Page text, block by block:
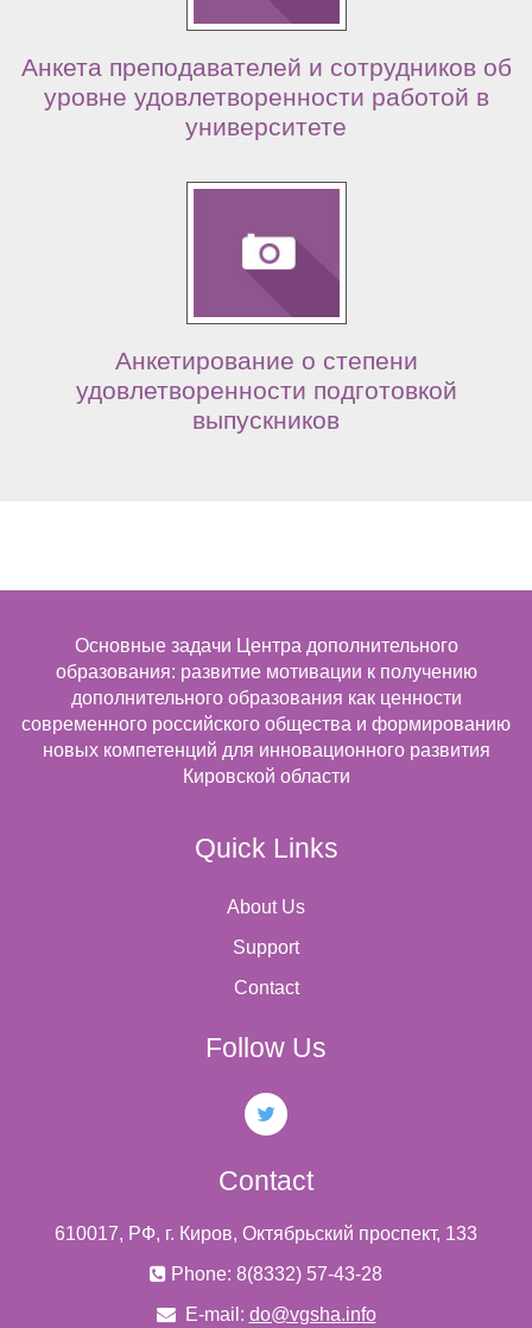
Анкета преподавателей и сотрудников об
уровне удовлетворенности работой в
университете
Анкетирование о степени
удовлетворенности подготовкой
выпускников
Основные задачи Центра дополнительного
образования: развитие мотивации к получению
дополнительного образования как ценности
современного российского общества и формированию
новых компетенций для инновационного развития
Кировской области
Quick Links
About Us
Support
Contact
Follow Us
Contact
610017, РФ, г. Киров, Октябрьский проспект, 133
Phone: 8(8332) 57-43-28
E-mail: do@vgsha.info